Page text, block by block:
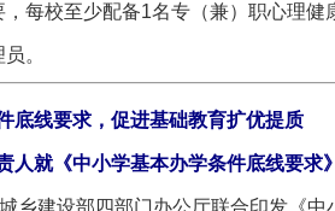
校至少配备1名专（兼）职心理健
。
底线要求，促进基础教育扩优提质
就《中小学基本办学条件底线要求
建设部四部门办公厅联合印发《中